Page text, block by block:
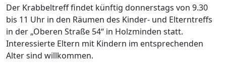
Der Krabbeltreff findet künftig donnerstags von 9.30
bis 11 Uhr in den Räumen des Kinder- und Elterntreffs
in der „Oberen Straße 54“ in Holzminden statt.
Interessierte Eltern mit Kindern im entsprechenden
Alter sind willkommen.